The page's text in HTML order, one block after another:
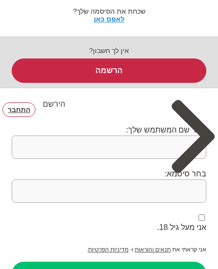
שכחת את הסיסמה שלך?
לאפס כאן
אין לך חשבון?
הרשמה
הירשם
התחבר
בחר שם המשתמש שלך:
בחר סיסמא:
אני מעל גיל 18.
אני קראתי את תנאים והוראות ו- מדיניות הפרטיות.